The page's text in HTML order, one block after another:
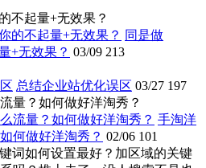
不起量+无效果？
同是做
+无效果？ 03/09 213
总结企业站优化误区 03/27 197
量？如何做好洋淘秀？
手淘洋
何做好洋淘秀？ 02/06 101
词如何设置最好？加区域的关键